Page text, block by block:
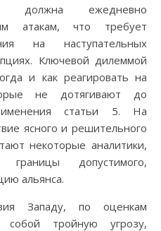
должна ежедневно
атакам, что требует
на наступательных
Ключевой дилеммой
и как реагировать на
не дотягивают до
статьи 5. На
ясного и решительного
некоторые аналитики,
границы допустимого,
альянса.
Западу, по оценкам
собой тройную угрозу,